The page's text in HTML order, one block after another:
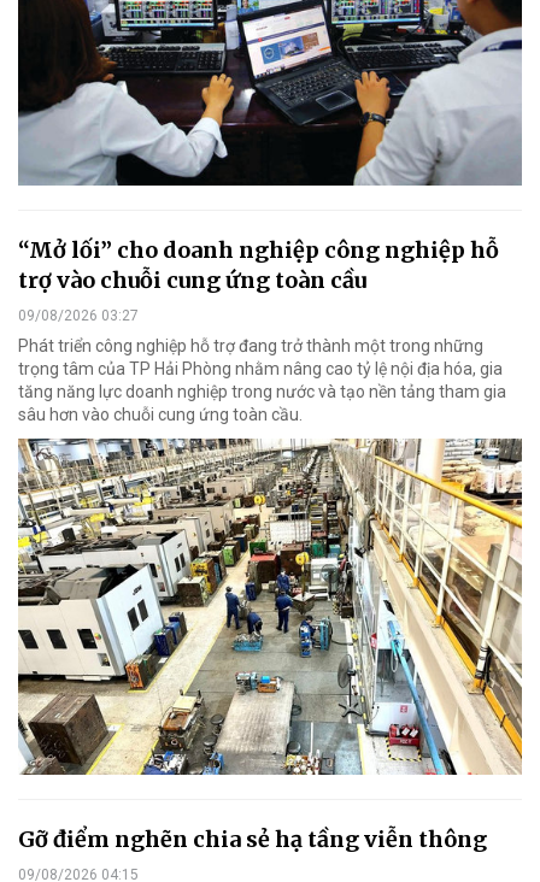
“Mở lối” cho doanh nghiệp công nghiệp hỗ
trợ vào chuỗi cung ứng toàn cầu
09/08/2026 03:27
Phát triển công nghiệp hỗ trợ đang trở thành một trong những
trọng tâm của TP Hải Phòng nhằm nâng cao tỷ lệ nội địa hóa, gia
tăng năng lực doanh nghiệp trong nước và tạo nền tảng tham gia
sâu hơn vào chuỗi cung ứng toàn cầu.
Gỡ điểm nghẽn chia sẻ hạ tầng viễn thông
09/08/2026 04:15